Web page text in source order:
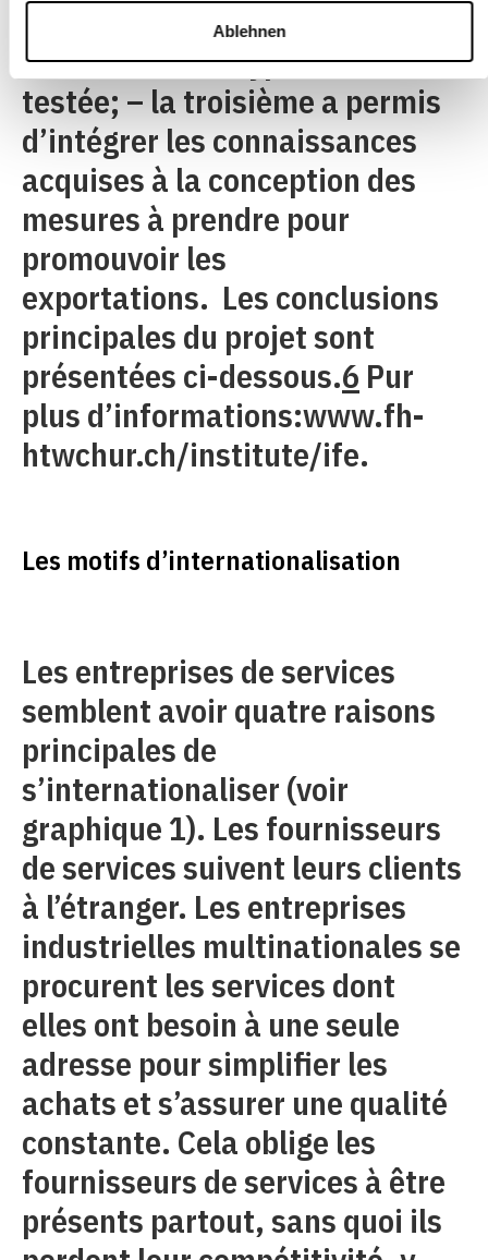
Ablehnen
ont été interrogées et leur
évaluation des hypothèses
testée; – la troisième a permis
d’intégrer les connaissances
acquises à la conception des
mesures à prendre pour
promouvoir les
exportations. Les conclusions
principales du projet sont
présentées ci-dessous.6 Pur
plus d’informations:www.fh-
htwchur.ch/institute/ife.
Les motifs d’internationalisation
Les entreprises de services
semblent avoir quatre raisons
principales de
s’internationaliser (voir
graphique 1). Les fournisseurs
de services suivent leurs clients
à l’étranger. Les entreprises
industrielles multinationales se
procurent les services dont
elles ont besoin à une seule
adresse pour simplifier les
achats et s’assurer une qualité
constante. Cela oblige les
fournisseurs de services à être
présents partout, sans quoi ils